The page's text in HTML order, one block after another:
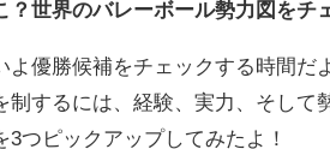
？世界のバレーボール勢力図をチ
優勝候補をチェックする時間だ
するには、経験、実力、そして
3つピックアップしてみたよ！